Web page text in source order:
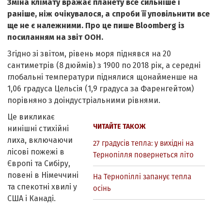
Зміна клімату вражає планету все сильніше і
раніше, ніж очікувалося, а спроби її уповільнити все
ще не є належними. Про це пише Bloomberg із
посиланням на звіт ООН.
Згідно зі звітом, рівень моря піднявся на 20
сантиметрів (8 дюймів) з 1900 по 2018 рік, а середні
глобальні температури піднялися щонайменше на
1,06 градуса Цельсія (1,9 градуса за Фаренгейтом)
порівняно з доіндустріальними рівнями.
ЧИТАЙТЕ ТАКОЖ
27 градусів тепла: у вихідні на
Тернопілля повернеться літо
На Тернопіллі запанує тепла
осінь
Це викликає
нинішні стихійні
лиха, включаючи
лісові пожежі в
Європі та Сибіру,
повені в Німеччині
та спекотні хвилі у
США і Канаді.